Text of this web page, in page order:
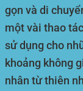
gọn và di
một vài thao
sử dụng cho
khoảng không
nhân từ thiên